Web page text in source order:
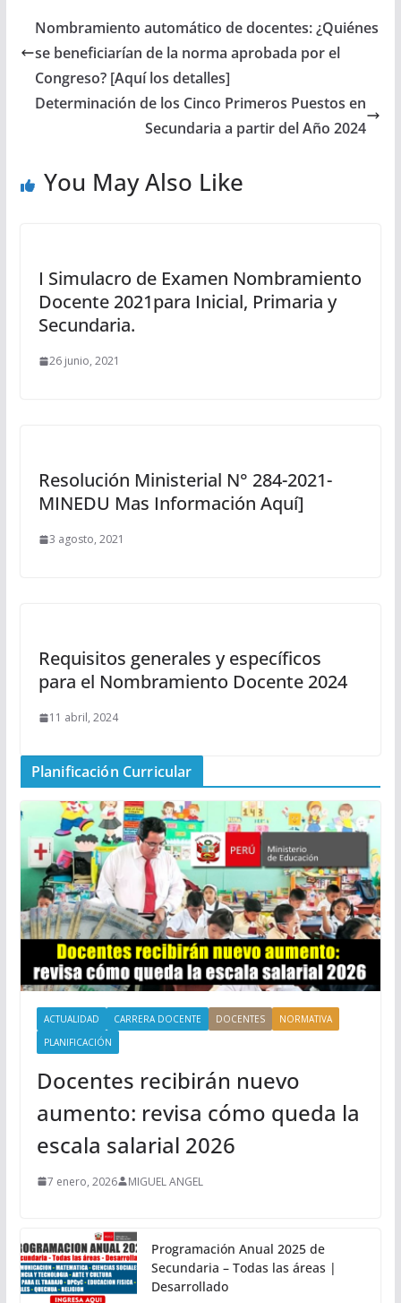
Nombramiento automático de docentes: ¿Quiénes
se beneficiarían de la norma aprobada por el
Congreso? [Aquí los detalles]
Determinación de los Cinco Primeros Puestos en
Secundaria a partir del Año 2024
You May Also Like
I Simulacro de Examen Nombramiento
Docente 2021para Inicial, Primaria y
Secundaria.
26 junio, 2021
Resolución Ministerial N° 284-2021-
MINEDU Mas Información Aquí]
3 agosto, 2021
Requisitos generales y específicos
para el Nombramiento Docente 2024
11 abril, 2024
Planificación Curricular
ACTUALIDAD CARRERA DOCENTE DOCENTES
NORMATIVA
PLANIFICACIÓN
Docentes recibirán nuevo
aumento: revisa cómo queda la
escala salarial 2026
7 enero, 2026 MIGUEL ANGEL
Programación Anual 2025 de
Secundaria – Todas las áreas |
Desarrollado